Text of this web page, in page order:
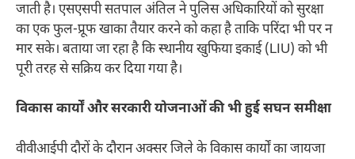
जाती है। एसएसपी सतपाल अंतिल ने पुलिस अधिकारियों को सुरक्षा
का एक फुल-प्रूफ खाका तैयार करने को कहा है ताकि परिंदा भी पर न
मार सके। बताया जा रहा है कि स्थानीय खुफिया इकाई (LIU) को भी
पूरी तरह से सक्रिय कर दिया गया है।
विकास कार्यों और सरकारी योजनाओं की भी हुई सघन समीक्षा
वीवीआईपी दौरों के दौरान अक्सर जिले के विकास कार्यों का जायजा